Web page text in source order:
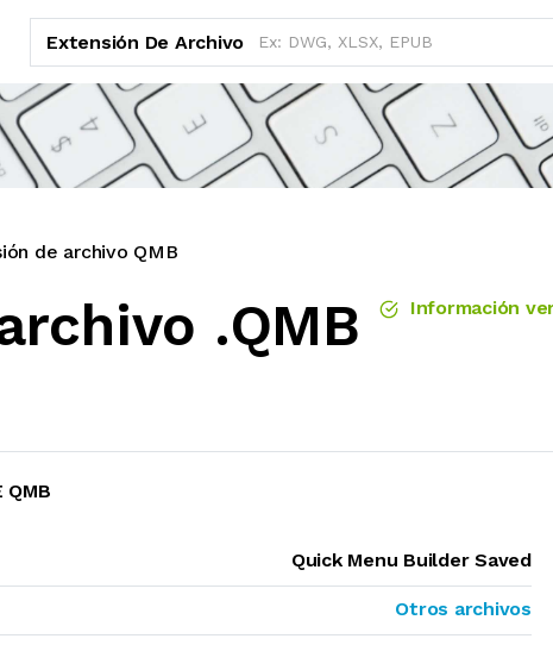
Extensión De Archivo
de archivo QMB
.QMB Información
QMB
Quick Menu Builder Saved
Otros archivos